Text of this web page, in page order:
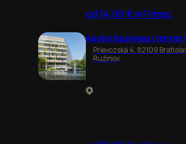
od 14,00 € m²/mes.
Apollo Business Center
Prievozská 4, 82109
Ružinov